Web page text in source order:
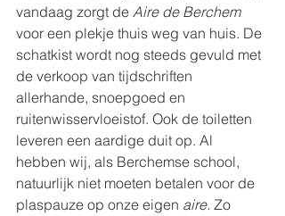
vandaag zorgt de Aire de Berchem
voor een plekje thuis weg van huis. De
schatkist wordt nog steeds gevuld met
de verkoop van tijdschriften
allerhande, snoepgoed en
ruitenwisservloeistof. Ook de toiletten
leveren een aardige duit op. Al
hebben wij, als Berchemse school,
natuurlijk niet moeten betalen voor de
plaspauze op onze eigen aire. Zo